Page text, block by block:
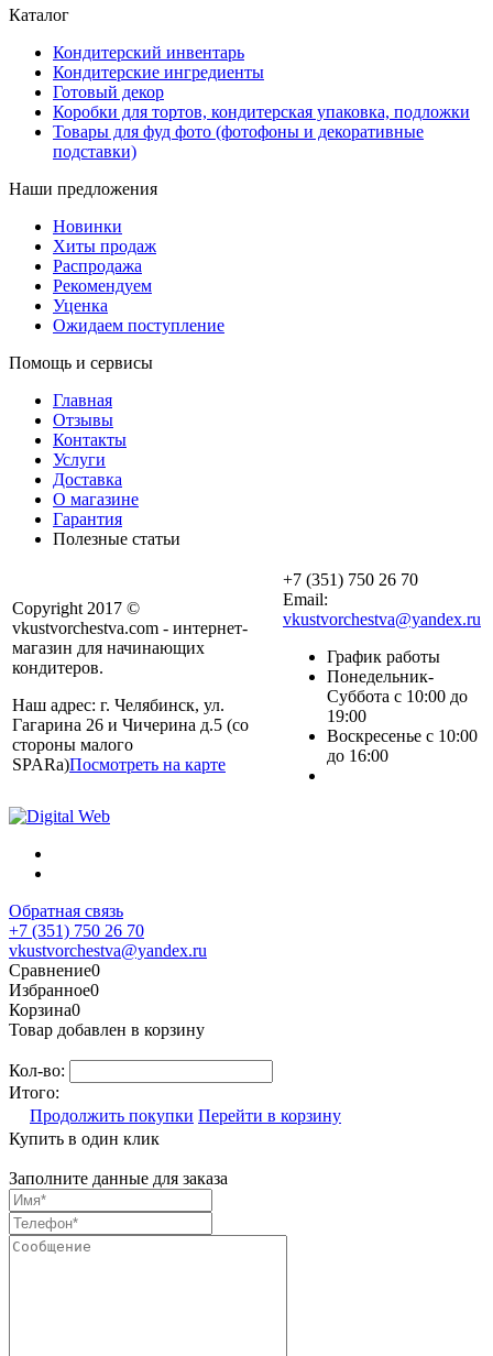
Каталог
Кондитерский инвентарь
Кондитерские ингредиенты
Готовый декор
Коробки для тортов, кондитерская упаковка, подложки
Товары для фуд фото (фотофоны и декоративные
подставки)
Наши предложения
Новинки
Хиты продаж
Распродажа
Рекомендуем
Уценка
Ожидаем поступление
Помощь и сервисы
Главная
Отзывы
Контакты
Услуги
Доставка
О магазине
Гарантия
Полезные статьи
Copyright 2017 ©
vkustvorchestva.com - интернет-
магазин для начинающих
кондитеров.
Наш адрес: г. Челябинск, ул.
Гагарина 26 и Чичерина д.5 (со
стороны малого
SPARa)Посмотреть на карте
+7 (351) 750 26 70
Email:
vkustvorchestva@yandex.ru
График работы
Понедельник-
Суббота с 10:00 до
19:00
Воскресенье с 10:00
до 16:00
Обратная связь
+7 (351) 750 26 70
vkustvorchestva@yandex.ru
Сравнение0
Избранное0
Корзина0
Товар добавлен в корзину
Кол-во:
Итого:
Продолжить покупки Перейти в корзину
Купить в один клик
Заполните данные для заказа